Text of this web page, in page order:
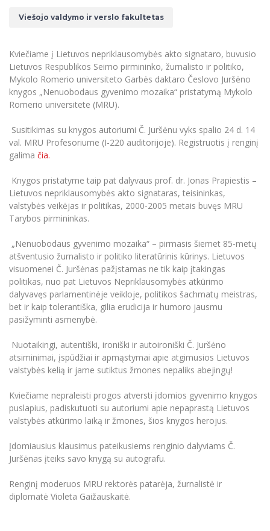
MRU merginų choras
kompetencijų vertinimas ir pripažinimas
Vilniaus Karaliaus Sedžiongo institutas
Frankofoniškų šalių studijų centras
Emocinė gerovė
Mokslo laboratorijos
Doktorantūra
Projektai
Mokymų LAB
Kasmetiniai mokslo renginiai
Veiklos dokumentai
Darbas MRU
Universiteto simbolika
Naujienos
Studentams
Studentams
Darbuotojams
Partnerystės
Azijos centras
Vilniaus Karaliaus Sedžiongo institutas
Darbuotojams
Partnerystės
Azijos centras
Vilniaus Karaliaus Sedžiongo institutas
Frankofoniškų šalių studijų centras
Darnus vystymasis
Privatumo politika
Negalia ir individualieji poreikiai
Viešai skelbiama informacija
Parama Ukrainai
Civilinė sauga
Korupcijos prevencija
Sūduvos akademija
Magistrantūros studijos
Vadovų MBA
Švietimo ir kultūros vadovų MPA
Teisės LL.M.
Pedagogų rengimas
Personalo valdymo centras
Privačių interesų deklaravimas
Informacija naujiems darbuotojams
Darbuotojų Moodle (kompetencijų tobulinimui)
Studijų tvarkaraštis
Informacinė sistema "Studijos"
Darbuotojų elektroninis paštas
Daugiafaktorinė autentifikacija universiteto
darbuotojams (MFA)
Mokslininkų profiliai "CRIS"
Bendruomenės gerovė
Darbuotojų kvalifikacijos kėlimas
MRU norminių teisės aktų duomenų bazė
Intranetas
eDVS
Microsoft Office 365
MRU mobilios programėlės
Profesinė sąjunga
Viešojo valdymo ir verslo fakultetas
Kviečiame į Lietuvos nepriklausomybės akto signataro, buvusio
Lietuvos Respublikos Seimo pirmininko, žurnalisto ir politiko,
Mykolo Romerio universiteto Garbės daktaro Česlovo Juršėno
knygos „Nenuobodaus gyvenimo mozaika“ pristatymą Mykolo
Romerio universitete (MRU).
Susitikimas su knygos autoriumi Č. Juršėnu vyks spalio 24 d. 14
val. MRU Profesoriume (I-220 auditorijoje). Registruotis į renginį
galima čia.
Knygos pristatyme taip pat dalyvaus prof. dr. Jonas Prapiestis –
Lietuvos nepriklausomybės akto signataras, teisininkas,
valstybės veikėjas ir politikas, 2000-2005 metais buvęs MRU
Tarybos pirmininkas.
„Nenuobodaus gyvenimo mozaika“ – pirmasis šiemet 85-metų
atšventusio žurnalisto ir politiko literatūrinis kūrinys. Lietuvos
visuomenei Č. Juršėnas pažįstamas ne tik kaip įtakingas
politikas, nuo pat Lietuvos Nepriklausomybės atkūrimo
dalyvavęs parlamentinėje veikloje, politikos šachmatų meistras,
bet ir kaip tolerantiška, gilia erudicija ir humoro jausmu
pasižyminti asmenybė.
Nuotaikingi, autentiški, ironiški ir autoironiški Č. Juršėno
atsiminimai, įspūdžiai ir apmąstymai apie atgimusios Lietuvos
valstybės kelią ir jame sutiktus žmones nepaliks abejingų!
Kviečiame nepraleisti progos atversti įdomios gyvenimo knygos
puslapius, padiskutuoti su autoriumi apie nepaprastą Lietuvos
valstybės atkūrimo laiką ir žmones, šios knygos herojus.
Įdomiausius klausimus pateikusiems renginio dalyviams Č.
Juršėnas įteiks savo knygą su autografu.
Renginį moderuos MRU rektorės patarėja, žurnalistė ir
diplomatė Violeta Gaižauskaitė.